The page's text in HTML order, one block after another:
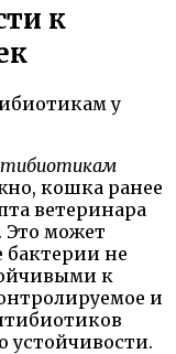
к
кошка ранее
ветеринара
Это может
бактерии не
к
и
устойчивости.